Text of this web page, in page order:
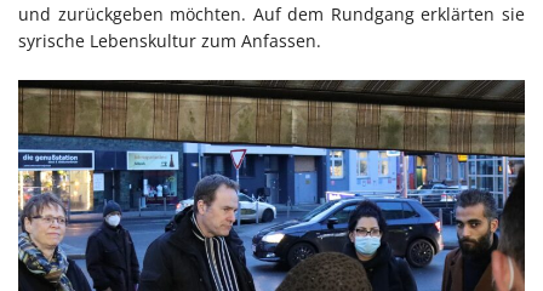
und zurückgeben möchten. Auf dem Rundgang erklärten sie
syrische Lebenskultur zum Anfassen.